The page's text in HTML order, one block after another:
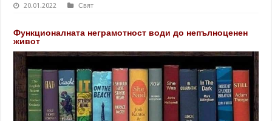
20.01.2022 Свят
Функционалната неграмотност води до непълноценен
живот